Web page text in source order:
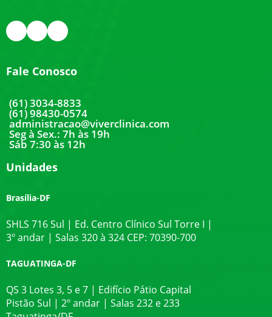
Fale Conosco
(61) 3034-8833
(61) 98430-0574
administracao@viverclinica.com
Seg à Sex.: 7h às 19h
Sáb 7:30 às 12h
Unidades
Brasília-DF
SHLS 716 Sul | Ed. Centro Clínico Sul Torre I |
3º andar | Salas 320 à 324 CEP: 70390-700
TAGUATINGA-DF
QS 3 Lotes 3, 5 e 7 | Edifício Pátio Capital
Pistão Sul | 2º andar | Salas 232 e 233